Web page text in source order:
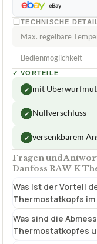
eBay
TECHNISCHE
Max. regelbare
Bedienmöglichkeit
✓ VORTEILE
✓ mit
✓ Nullverschluss
✓ versenkbarem
Fragen und
Danfoss RAW-K
Was ist der Vorteil
Thermostatkopfs
Was sind die
Thermostatkopfes